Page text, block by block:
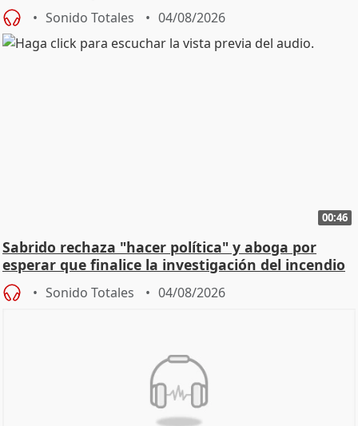
Sonido Totales 04/08/2026
00:46
Sabrido rechaza "hacer política" y aboga por
esperar que finalice la investigación del incendio
Sonido Totales 04/08/2026